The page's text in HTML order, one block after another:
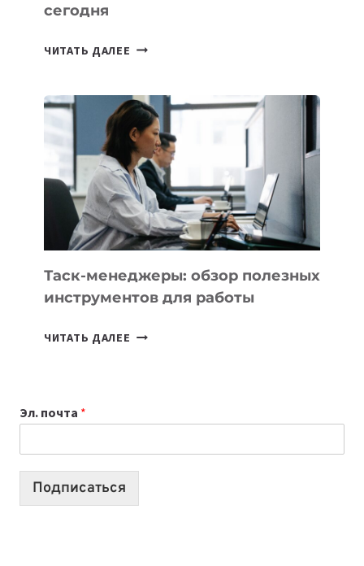
сегодня
ЧИТАТЬ ДАЛЕЕ ИИ-
БИЗНЕСА:
КАКИЕ
3
ЗАДАЧИ
ЕМУ
МОЖНО
ПОРУЧИТЬ
УЖЕ
СЕГОДНЯ
Таск-менеджеры: обзор полезных
инструментов для работы
ЧИТАТЬ ДАЛЕЕ ТАСК-
РАБОТЫ
Эл. почта *
Подписаться